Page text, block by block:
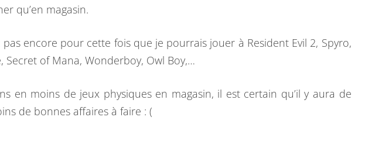
qu’en magasin.
pas encore pour cette fois que je pourrais jouer à Resident Evil 2, Spyro,
Secret of Mana, Wonderboy, Owl Boy,…
en moins de jeux physiques en magasin, il est certain qu’il y aura de
de bonnes affaires à faire : (